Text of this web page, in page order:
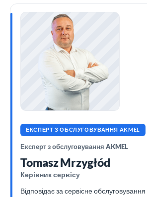
ЕКСПЕРТ З ОБСЛУГОВУВАННЯ AKMEL
Експерт з обслуговування AKMEL
Tomasz Mrzygłód
Керівник сервісу
Відповідає за сервісне